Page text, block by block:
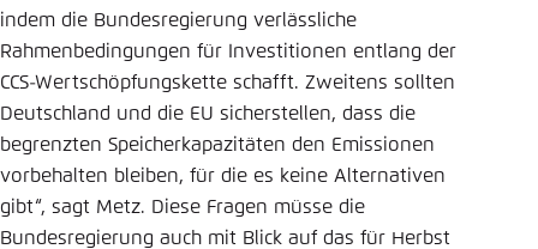
indem die Bundesregierung verlässliche
Rahmenbedingungen für Investitionen entlang der
CCS-Wertschöpfungskette schafft. Zweitens sollten
Deutschland und die EU sicherstellen, dass die
begrenzten Speicherkapazitäten den Emissionen
vorbehalten bleiben, für die es keine Alternativen
gibt“, sagt Metz. Diese Fragen müsse die
Bundesregierung auch mit Blick auf das für Herbst